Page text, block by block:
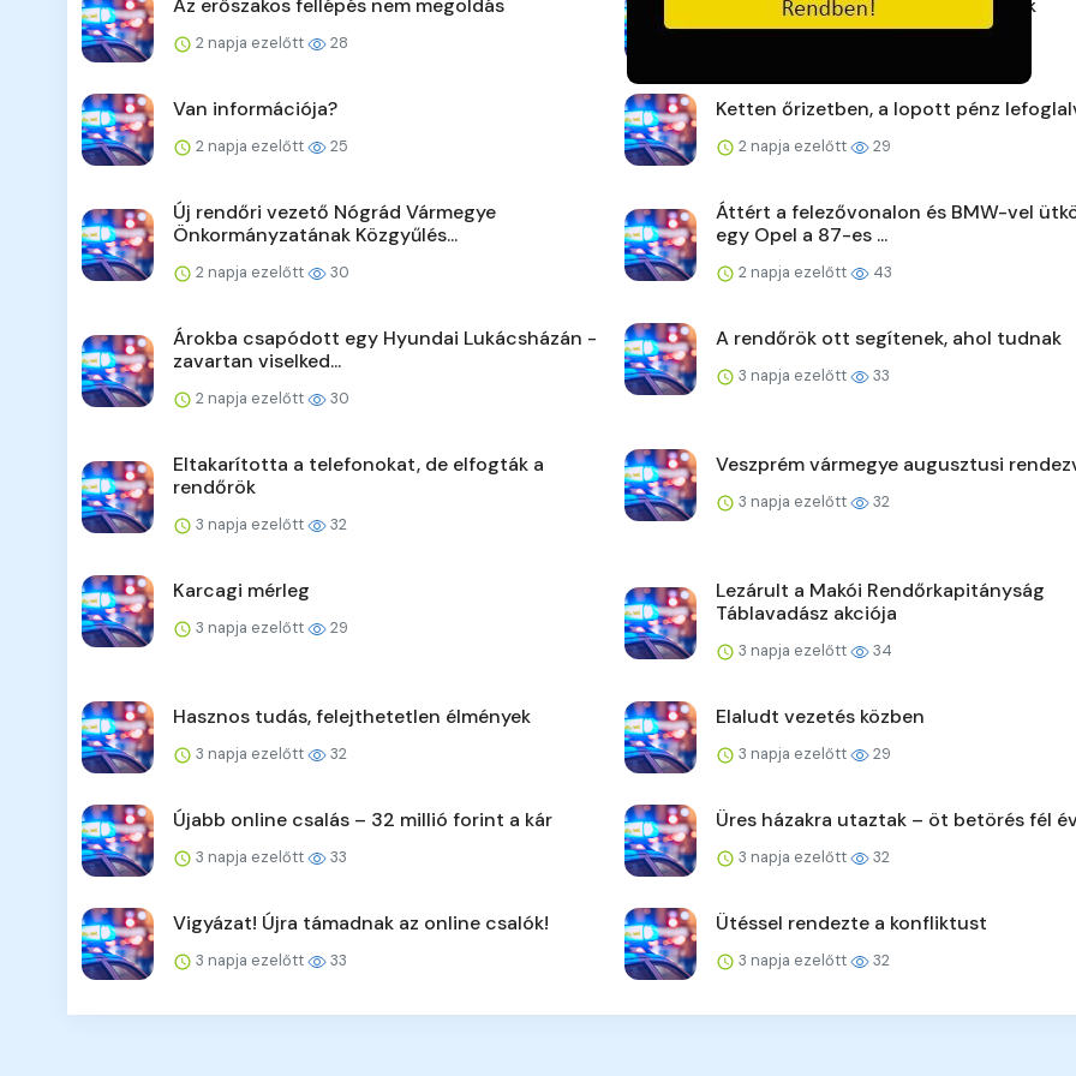
Az erőszakos fellépés nem megoldás
2 napja ezelőtt 28
Rendőrkézen a nyíregyházi betörők
Van információja?
2 napja ezelőtt 25
Ketten őrizetben, a lopott pénz
2 napja ezelőtt 29
Új rendőri vezető Nógrád Vármegye
Önkormányzatának Közgyűlés...
2 napja ezelőtt 30
Áttért a felezővonalon és BMW-vel
egy Opel a 87-es ...
2 napja ezelőtt 43
Árokba csapódott egy Hyundai Lukácsházán -
zavartan viselked...
2 napja ezelőtt 30
A rendőrök ott segítenek, ahol tudnak
3 napja ezelőtt 33
Eltakarította a telefonokat, de elfogták a
rendőrök
3 napja ezelőtt 32
Veszprém vármegye augusztusi
3 napja ezelőtt 32
Karcagi mérleg
3 napja ezelőtt 29
Lezárult a Makói Rendőrkapitányság
Táblavadász akciója
3 napja ezelőtt 34
Hasznos tudás, felejthetetlen élmények
3 napja ezelőtt 32
Elaludt vezetés közben
3 napja ezelőtt 29
Újabb online csalás – 32 millió forint a kár
3 napja ezelőtt 33
Üres házakra utaztak – öt betörés fél
3 napja ezelőtt 32
Vigyázat! Újra támadnak az online csalók!
3 napja ezelőtt 33
Ütéssel rendezte a konfliktust
3 napja ezelőtt 32